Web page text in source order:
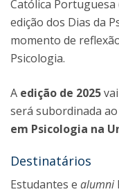
Católica Portuguesa
edição dos Dias da
momento de
Psicologia.
A edição de 2025
será subordinada
em Psicologia na
Destinatários
Estudantes e alumni